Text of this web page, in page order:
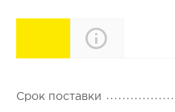
Характеристики
Срок поставки